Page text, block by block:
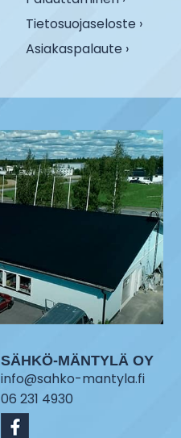
Tietosuojaseloste ›
Asiakaspalaute ›
SÄHKÖ-MÄNTYLÄ OY
info@sahko-mantyla.fi
06 231 4930